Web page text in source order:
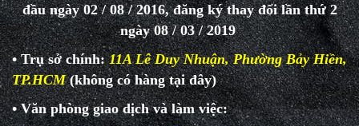
đầu ngày 02 / 08 / 2016, đăng ký thay đổi lần thứ 2
ngày 08 / 03 / 2019
• Trụ sở chính:11A Lê Duy Nhuận, Phường Bảy Hiền,
TP.HCM (không có hàng tại đây)
• Văn phòng giao dịch và làmviệc: